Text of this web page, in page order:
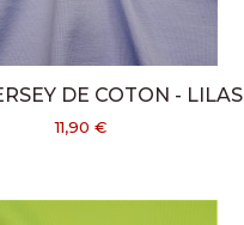
DE COTON - LILAS
11,90 €